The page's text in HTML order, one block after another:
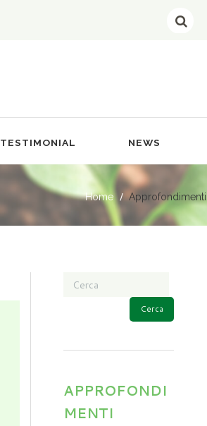
TESTIMONIAL NEWS
Home Approfondimenti
Cerca
APPROFONDI
MENTI